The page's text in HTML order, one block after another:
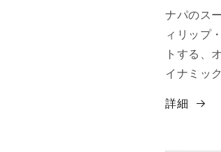
ナパのス
ィリップ
トする、
イナミッ
詳細